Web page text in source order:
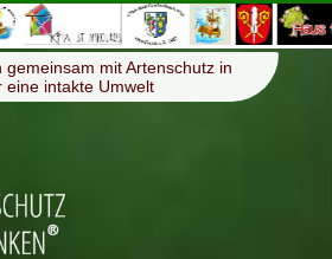
Menü ≡
mit Artenschutz in
eine intakte Umwelt